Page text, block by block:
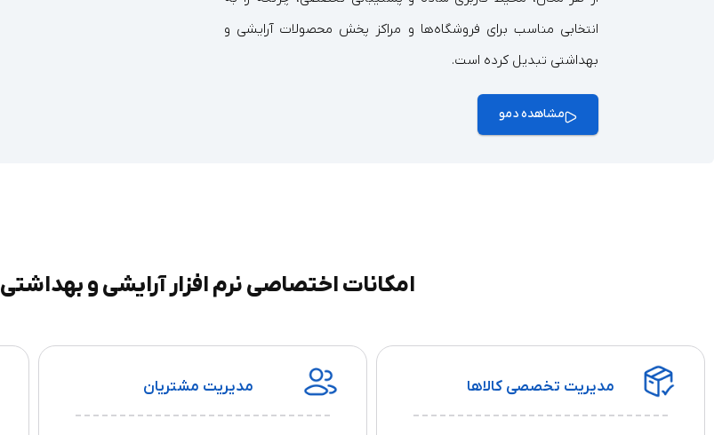
انتخابی مناسب برای فروشگاه‌ها و مراکز پخش محصولات آرایشی و
بهداشتی تبدیل کرده است.
مشاهده دمو
امکانات اختصاصی نرم افزار آرایشی و بهداشتی
مدیریت تخصصی کالاها مدیریت مشتریان